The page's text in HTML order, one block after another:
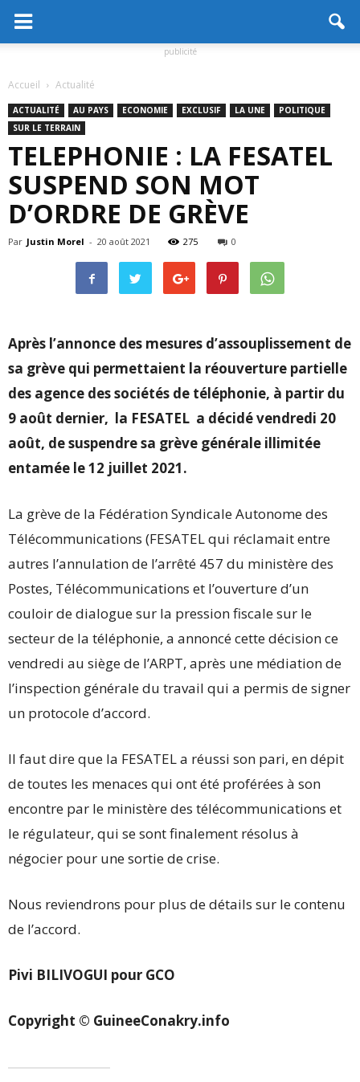
publicité
Accueil Actualité
ACTUALITÉ AU PAYS ECONOMIE EXCLUSIF LA UNE
POLITIQUE
SUR LE TERRAIN
TELEPHONIE : LA FESATEL
SUSPEND SON MOT
D’ORDRE DE GRÈVE
Par Justin Morel - 20 août 2021 275 0
Après l’annonce des mesures d’assouplissement de
sa grève qui permettaient la réouverture partielle
des agence des sociétés de téléphonie, à partir du
9 août dernier, la FESATEL a décidé vendredi 20
août, de suspendre sa grève générale illimitée
entamée le 12 juillet 2021.
La grève de la Fédération Syndicale Autonome des
Télécommunications (FESATEL qui réclamait entre
autres l’annulation de l’arrêté 457 du ministère des
Postes, Télécommunications et l’ouverture d’un
couloir de dialogue sur la pression fiscale sur le
secteur de la téléphonie, a annoncé cette décision ce
vendredi au siège de l’ARPT, après une médiation de
l’inspection générale du travail qui a permis de signer
un protocole d’accord.
Il faut dire que la FESATEL a réussi son pari, en dépit
de toutes les menaces qui ont été proférées à son
encontre par le ministère des télécommunications et
le régulateur, qui se sont finalement résolus à
négocier pour une sortie de crise.
Nous reviendrons pour plus de détails sur le contenu
de l’accord.
Pivi BILIVOGUI pour GCO
Copyright © GuineeConakry.info